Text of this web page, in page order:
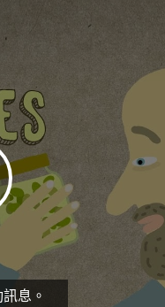
息。